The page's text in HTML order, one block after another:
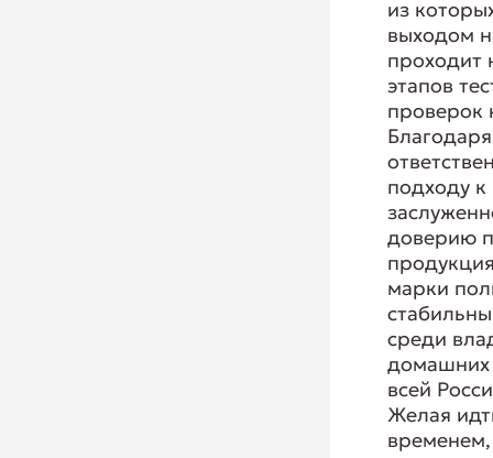
из
выходом
проходит
этапов
проверок
Благодаря
подходу к
доверию
марки
среди
домашних
всей
Желая